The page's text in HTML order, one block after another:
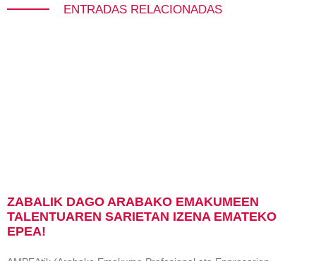
ENTRADAS RELACIONADAS
ZABALIK DAGO ARABAKO EMAKUMEEN
TALENTUAREN SARIETAN IZENA EMATEKO
EPEA!